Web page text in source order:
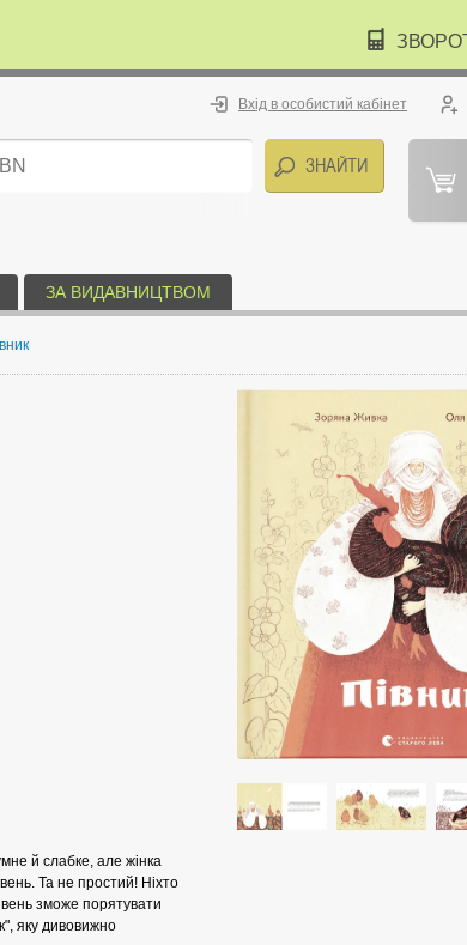
Вхід в особистий кабінет
ЗА ВИДАВНИЦТВОМ
й слабке, але жінка
Та не простий! Ніхто
зможе порятувати
яку дивовижно